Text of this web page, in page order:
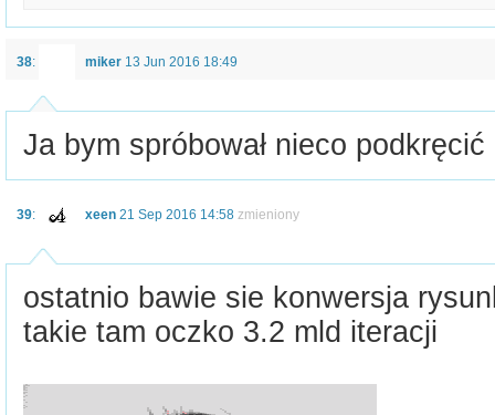
38: miker 13 Jun 2016 18:49
Ja bym spróbował nieco
39: xeen 21 Sep 2016 14:58 zmieniony
ostatnio bawie sie konwersja
takie tam oczko 3.2 mld iteracji